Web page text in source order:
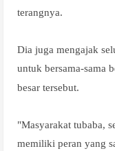
terangnya.
Dia juga mengajak
untuk bersama-sama
besar tersebut.
"Masyarakat tubaba,
memiliki peran yang